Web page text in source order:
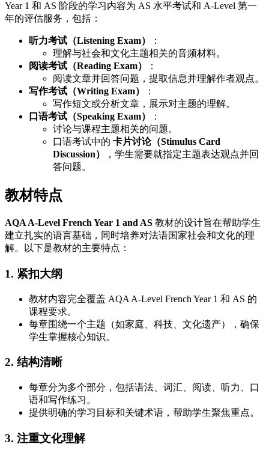
Year 1 和 AS 阶段的学习内容为 AS 水平考试和 A-Level 第一
年的评估服务，包括：
听力考试（Listening Exam）
：
理解与社会和文化主题相关的音频材料。
阅读考试（Reading Exam）
：
阅读文章并回答问题，提取信息并理解作者观点。
写作考试（Writing Exam）
：
写作短文或分析文章，展示对主题的理解。
口语考试（Speaking Exam）
：
讨论与课程主题相关的问题。
口语考试中的 卡片讨论（Stimulus Card
Discussion）
，学生需要就指定主题表达观点并回
答问题。
教材特点
AQA A-Level French Year 1 and AS 教材的设计旨在帮助学生
建立扎实的语言基础，同时培养对法语国家社会和文化的理
解。以下是教材的主要特点：
1. 紧扣大纲
教材内容完全覆盖 AQA A-Level French Year 1 和 AS 的
课程要求。
每章围绕一个主题（如家庭、科技、文化遗产），确保
学生掌握核心知识。
2. 结构清晰
每章分为多个部分，包括语法、词汇、阅读、听力、口
语和写作练习。
提供明确的学习目标和关键术语，帮助学生聚焦重点。
3. 注重文化理解